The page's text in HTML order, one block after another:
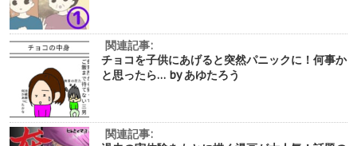
関連記事:
チョコを子供にあげると突然パニックに！何事か
と思ったら… by あゆたろう
関連記事: